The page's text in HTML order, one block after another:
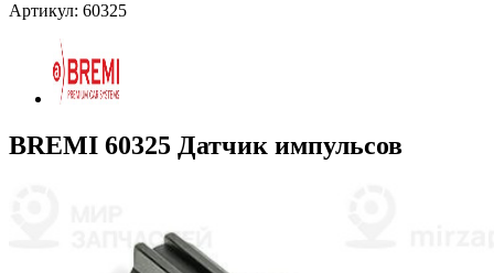
Артикул: 60325
BREMI 60325 Датчик импульсов